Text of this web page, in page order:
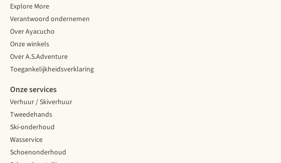
Explore More
Verantwoord ondernemen
Over Ayacucho
Onze winkels
Over A.S.Adventure
Toegankelijkheidsverklaring
Onze services
Verhuur / Skiverhuur
Tweedehands
Ski-onderhoud
Wasservice
Schoenonderhoud